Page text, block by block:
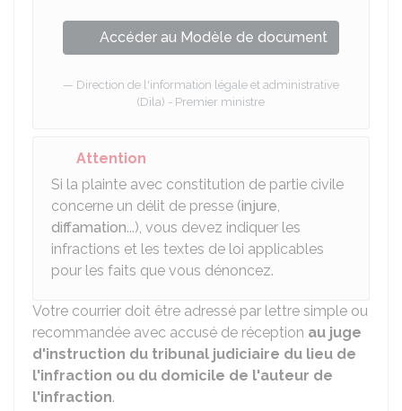
Accéder au Modèle de document
Direction de l'information légale et administrative
(Dila) - Premier ministre
Attention
Si la plainte avec constitution de partie civile
concerne un délit de presse (injure,
diffamation...), vous devez indiquer les
infractions et les textes de loi applicables
pour les faits que vous dénoncez.
Votre courrier doit être adressé par lettre simple ou
recommandée avec accusé de réception au juge
d'instruction du tribunal judiciaire du lieu de
l'infraction ou du domicile de l'auteur de
l'infraction.